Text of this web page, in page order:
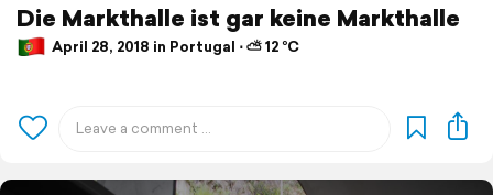
Die Markthalle ist gar keine Markthalle
April 28, 2018 in Portugal ⋅ ⛅ 12 °C